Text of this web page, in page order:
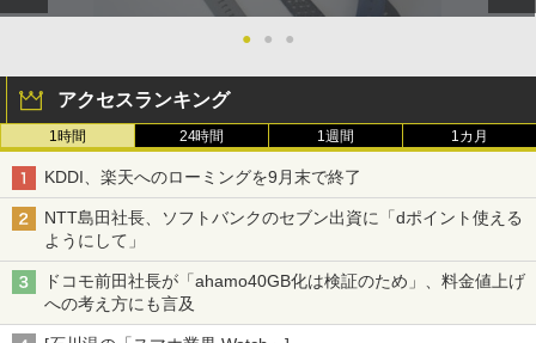
● ● ●
アクセスランキング
1時間 24時間 1週間 1カ月
KDDI、楽天へのローミングを9月末で終了
NTT島田社長、ソフトバンクのセブン出資に「dポイント使える
ようにして」
ドコモ前田社長が「ahamo40GB化は検証のため」、料金値上げ
への考え方にも言及